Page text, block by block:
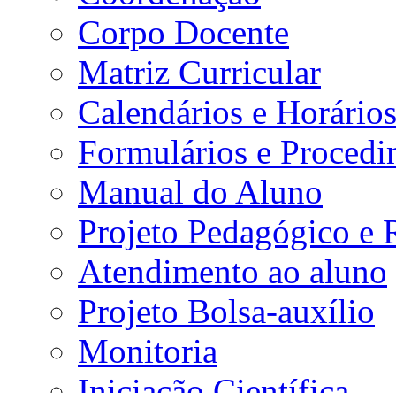
Corpo Docente
Matriz Curricular
Calendários e Horários
Formulários e
Manual do Aluno
Projeto Pedagógico e
Atendimento ao aluno
Projeto Bolsa-auxílio
Monitoria